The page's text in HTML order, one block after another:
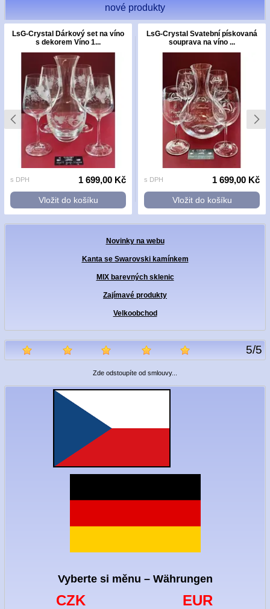
Novinky na webu
Kanta se Swarovski kamínkem
MIX barevných sklenic
Zajímavé produkty
Velkoobchod
5/5
Zde odstoupíte od smlouvy...
Vyberte si měnu – Währungen
CZK EUR
nové produkty
LsG-Crystal Dárkový set na víno
s dekorem Víno 1...
s DPH 1 699,00 Kč
Vložit do košíku
LsG-Crystal Svatební pískovaná
souprava na víno ...
s DPH 1 699,00 Kč
Vložit do košíku